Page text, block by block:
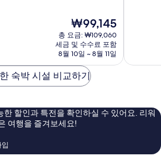
현
재
요
금
₩99,145
₩99,145
총 요금: ₩109,060
세금 및 수수료 포함
8월 10일 ~ 8월 11일
륭
용
숙박 시설 비교하기
한 할인과 특전을 확인하실 수 있어요. 리워
여행을 즐겨보세요!
입